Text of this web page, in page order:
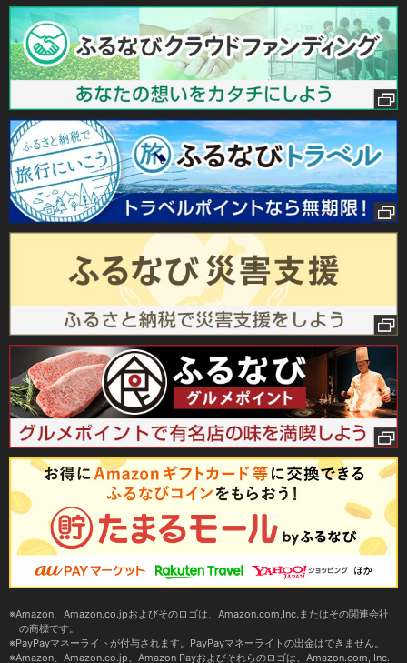
Amazon、Amazon.co.jpおよびそのロゴは、Amazon.com,Inc.またはその関連会社
の商標です。
PayPayマネーライトが付与されます。PayPayマネーライトの出金はできません。
Amazon、Amazon.co.jp、Amazon Payおよびそれらのロゴは、Amazon.com, Inc.